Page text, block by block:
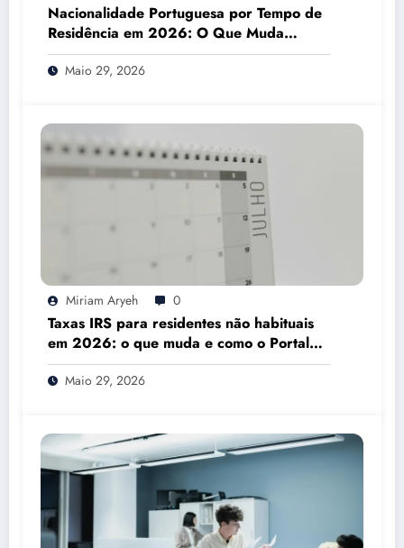
Nacionalidade Portuguesa por Tempo de
Residência em 2026: O Que Muda
Mesmo
Maio 29, 2026
Miriam Aryeh 0
Taxas IRS para residentes não habituais
em 2026: o que muda e como o Portal
das Finanças pode ajudar
Maio 29, 2026